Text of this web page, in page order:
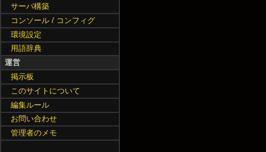
サーバ構築
コンソール / コンフィグ
環境設定
用語辞典
運営
掲示板
このサイトについて
編集ルール
お問い合わせ
管理者のメモ